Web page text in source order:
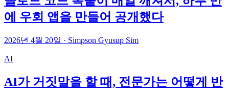
에 우회 앱을 만들어 공개했다
2026년 4월 20일 · Simpson Gyusup Sim
AI
AI가 거짓말을 할 때, 전문가는 어떻게 반